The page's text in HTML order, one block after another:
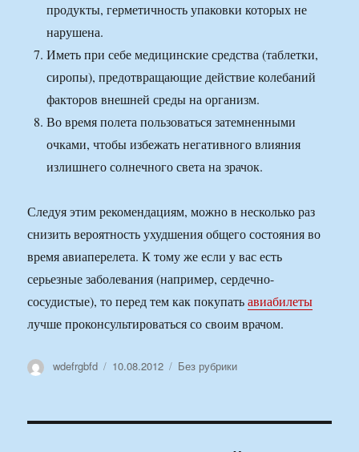
продукты, герметичность упаковки которых не
нарушена.
Иметь при себе медицинские средства (таблетки,
сиропы), предотвращающие действие колебаний
факторов внешней среды на организм.
Во время полета пользоваться затемненными
очками, чтобы избежать негативного влияния
излишнего солнечного света на зрачок.
Следуя этим рекомендациям, можно в несколько раз
снизить вероятность ухудшения общего состояния во
время авиаперелета. К тому же если у вас есть
серьезные заболевания (например, сердечно-
сосудистые), то перед тем как покупатьавиабилеты
лучше проконсультироваться со своим врачом.
Автор
wdefrgbfd Опубликовано
10.08.2012 Рубрики
Без рубрики